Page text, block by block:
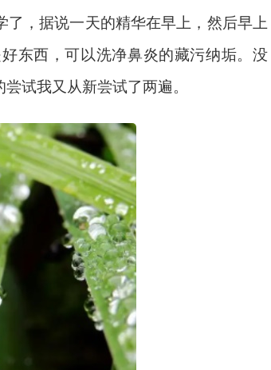
，据说一天的精华在早上，然后早上
东西，可以洗净鼻炎的藏污纳垢。没
试我又从新尝试了两遍。